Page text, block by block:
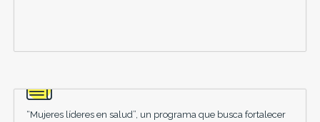
“Mujeres líderes en salud”, un programa que busca fortalecer